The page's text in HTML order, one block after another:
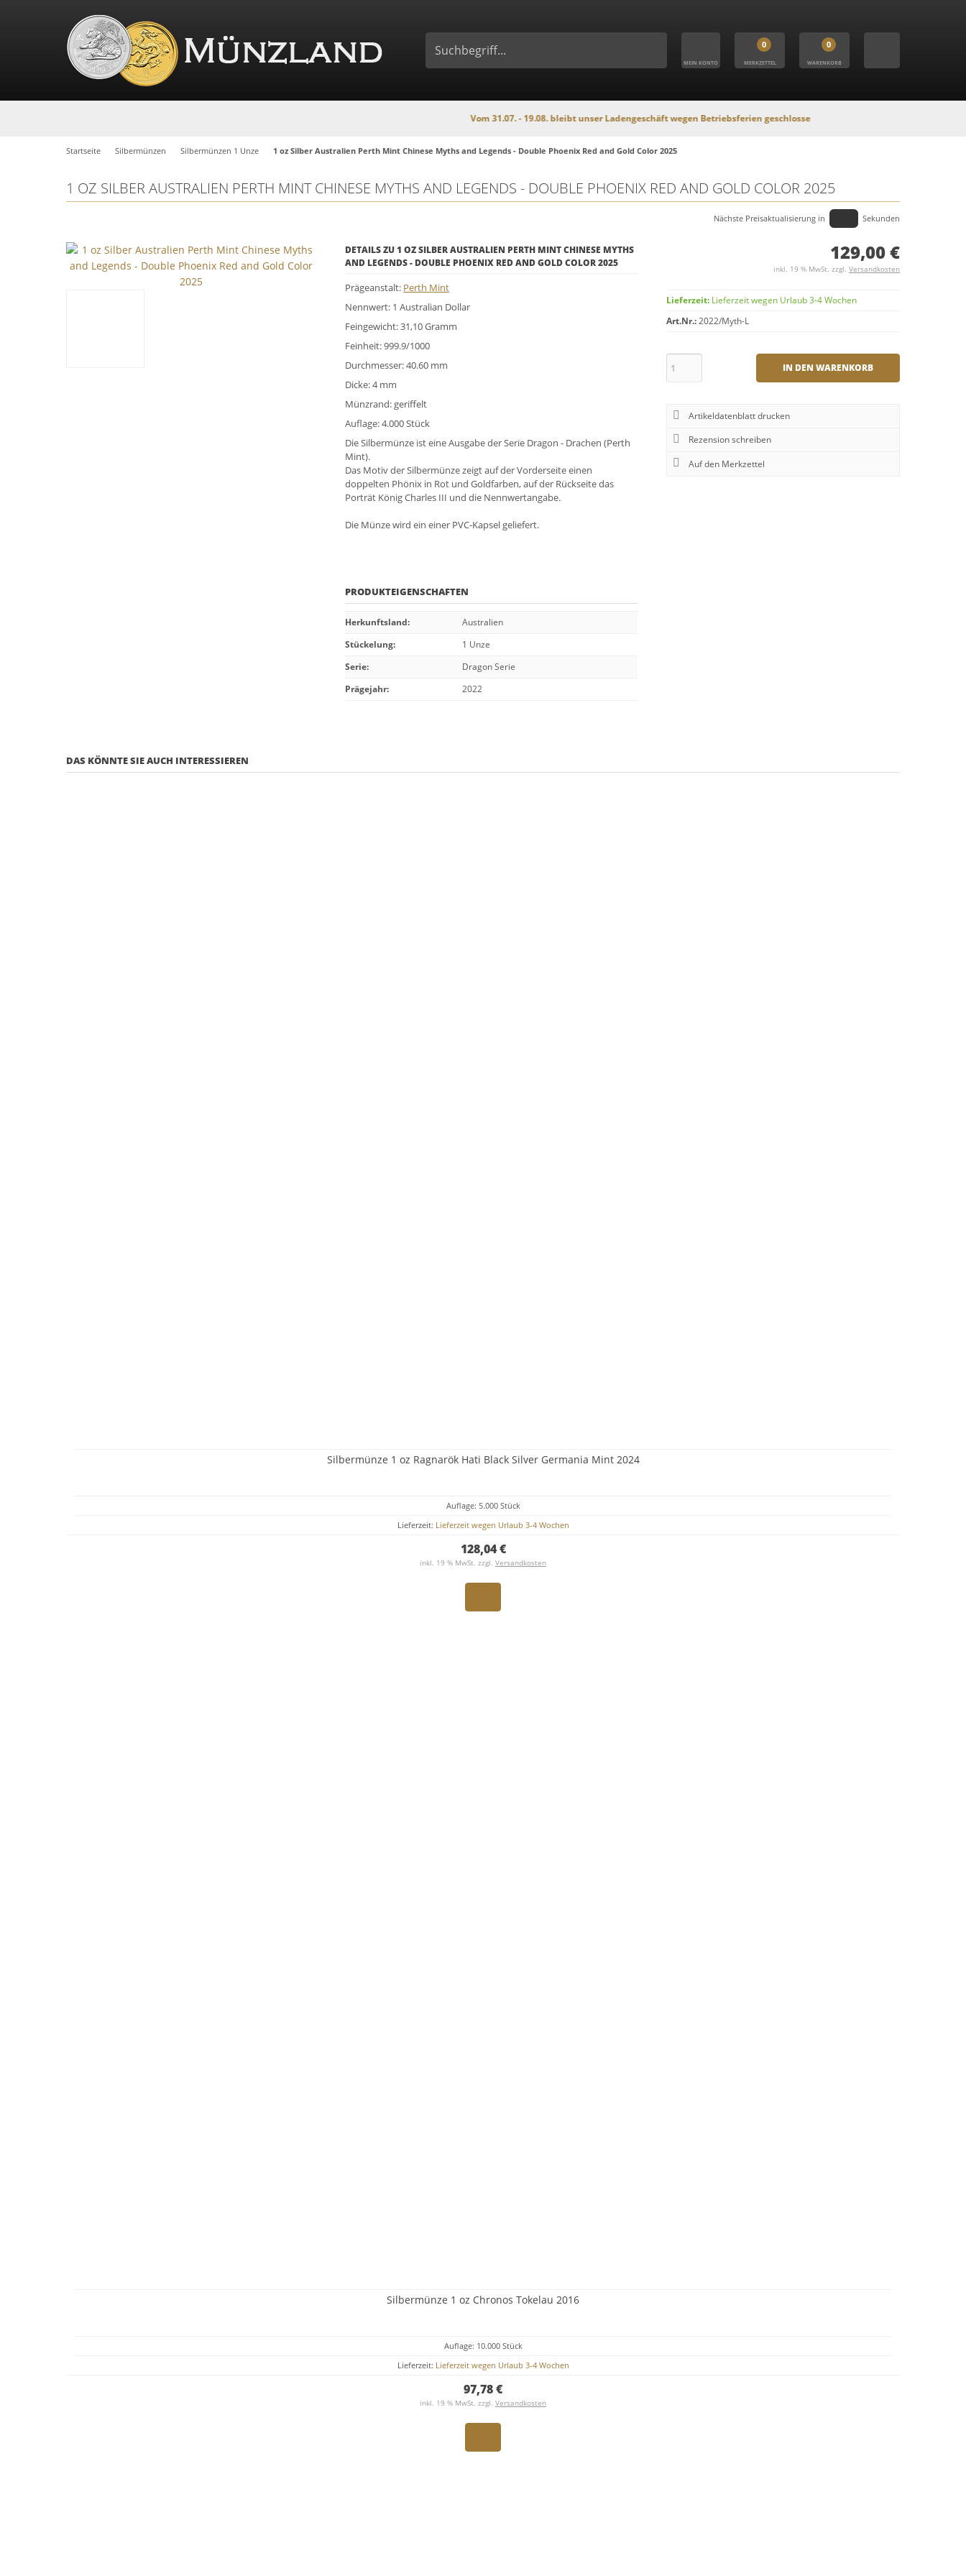
MEIN KONTO
0
MERKZETTEL
0
WARENKORB
Vom 31.07. - 19.08. bleibt unser Ladengeschäft wegen Betriebsferien geschlossen. In dieser Zeit findet kein Versand statt,
Startseite Silbermünzen Silbermünzen 1 Unze 1 oz Silber Australien Perth Mint Chinese Myths and Legends - Double Phoenix Red and Gold Color 2025
1 OZ SILBER AUSTRALIEN PERTH MINT CHINESE MYTHS AND LEGENDS - DOUBLE PHOENIX RED AND GOLD COLOR 2025
Nächste Preisaktualisierung in Sekunden
DETAILS ZU 1 OZ SILBER AUSTRALIEN PERTH MINT CHINESE MYTHS
AND LEGENDS - DOUBLE PHOENIX RED AND GOLD COLOR 2025
Prägeanstalt: Perth Mint
Nennwert: 1 Australian Dollar
Feingewicht: 31,10 Gramm
Feinheit: 999.9/1000
Durchmesser: 40.60 mm
Dicke: 4 mm
Münzrand: geriffelt
Auflage: 4.000 Stück
Die Silbermünze ist eine Ausgabe der Serie Dragon - Drachen (Perth
Mint).
Das Motiv der Silbermünze zeigt auf der Vorderseite einen
doppelten Phönix in Rot und Goldfarben, auf der Rückseite das
Porträt König Charles III und die Nennwertangabe.
Die Münze wird ein einer PVC-Kapsel geliefert.
PRODUKTEIGENSCHAFTEN
Herkunftsland:
Australien
Stückelung:
1 Unze
Serie:
Dragon Serie
Prägejahr: 2022
129,00 €
inkl. 19 % MwSt. zzgl. Versandkosten
Lieferzeit: Lieferzeit wegen Urlaub 3-4 Wochen
Art.Nr.:2022/Myth-L
IN DEN WARENKORB
Artikeldatenblatt drucken
Rezension schreiben
DAS KÖNNTE SIE AUCH INTERESSIEREN
Silbermünze 1 oz Ragnarök Hati Black Silver Germania Mint 2024
Auflage: 5.000 Stück
Lieferzeit: Lieferzeit wegen Urlaub 3-4 Wochen
128,04 €
inkl. 19 % MwSt. zzgl. Versandkosten
Silbermünze 1 oz Chronos Tokelau 2016
Auflage: 10.000 Stück
Lieferzeit: Lieferzeit wegen Urlaub 3-4 Wochen
97,78 €
inkl. 19 % MwSt. zzgl. Versandkosten